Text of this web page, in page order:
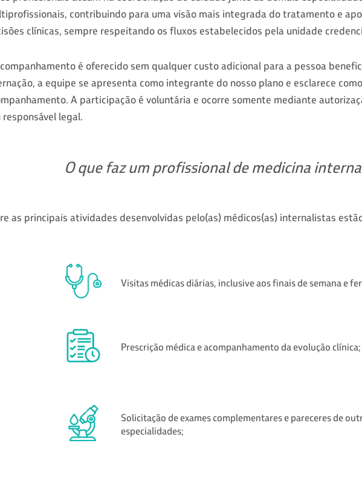
contribuindo para uma visão mais integrada do tratamento e
clínicas, sempre respeitando os fluxos estabelecidos pela unidade
é oferecido sem qualquer custo adicional para a pessoa
a equipe se apresenta como integrante do nosso plano e esclarece
A participação é voluntária e ocorre somente mediante
responsável legal.
O que faz um profissional de medicina
as principais atividades desenvolvidas pelo(as) médicos(as) internalistas
Visitas médicas diárias, inclusive aos finais de semana e
Prescrição médica e acompanhamento da evolução clínica;
Solicitação de exames complementares e pareceres de
especialidades;